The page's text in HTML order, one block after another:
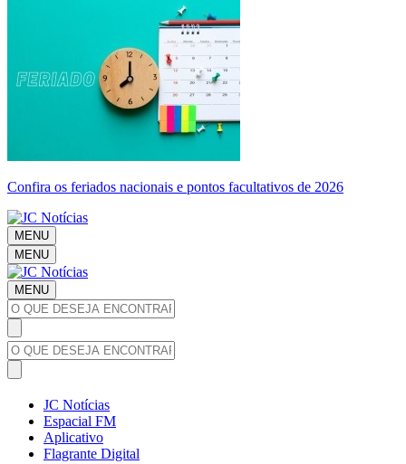
Confira os feriados nacionais e pontos facultativos de 2026
MENU
MENU
MENU
JC Notícias
Espacial FM
Aplicativo
Flagrante Digital